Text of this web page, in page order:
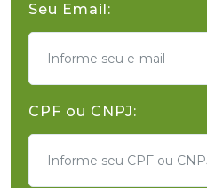
Seu Email:
CPF ou CNPJ: